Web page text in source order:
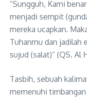
“Sungguh, Kami
menjadi sempit
mereka ucapkan.
Tuhanmu dan jadilah
sujud (salat)” (QS. Al
Tasbih, sebuah
memenuhi